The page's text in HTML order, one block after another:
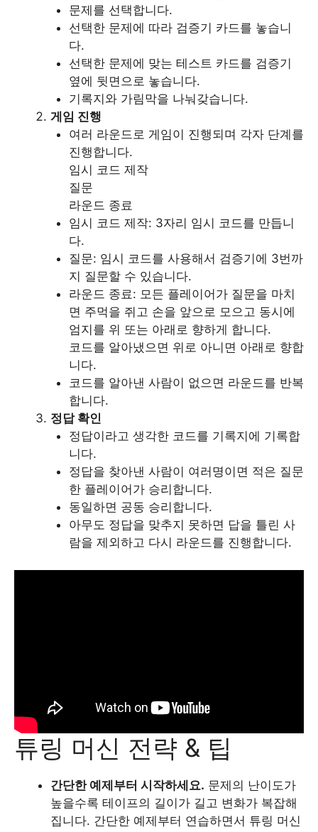
문제를 선택합니다.
선택한 문제에 따라 검증기 카드를 놓습니
다.
선택한 문제에 맞는 테스트 카드를 검증기
옆에 뒷면으로 놓습니다.
기록지와 가림막을 나눠갖습니다.
게임 진행
여러 라운드로 게임이 진행되며 각자 단계를
진행합니다.
임시 코드 제작
질문
라운드 종료
임시 코드 제작: 3자리 임시 코드를 만듭니
다.
질문: 임시 코드를 사용해서 검증기에 3번까
지 질문할 수 있습니다.
라운드 종료: 모든 플레이어가 질문을 마치
면 주먹을 쥐고 손을 앞으로 모으고 동시에
엄지를 위 또는 아래로 향하게 합니다.
코드를 알아냈으면 위로 아니면 아래로 향합
니다.
코드를 알아낸 사람이 없으면 라운드를 반복
합니다.
정답 확인
정답이라고 생각한 코드를 기록지에 기록합
니다.
정답을 찾아낸 사람이 여러명이면 적은 질문
한 플레이어가 승리합니다.
동일하면 공동 승리합니다.
아무도 정답을 맞추지 못하면 답을 틀린 사
람을 제외하고 다시 라운드를 진행합니다.
튜링 머신 전략 & 팁
간단한 예제부터 시작하세요. 문제의 난이도가
높을수록 테이프의 길이가 길고 변화가 복잡해
집니다. 간단한 예제부터 연습하면서 튜링 머신